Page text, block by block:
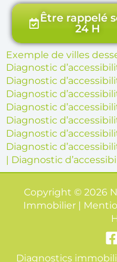
Être rappelé
24 H
Exemple de villes
Diagnostic
Diagnostic
Diagnostic
Diagnostic
Diagnostic
Diagnostic
Diagnostic
| Diagnostic
Copyright © 2026
Immobilier |
Diagnostics